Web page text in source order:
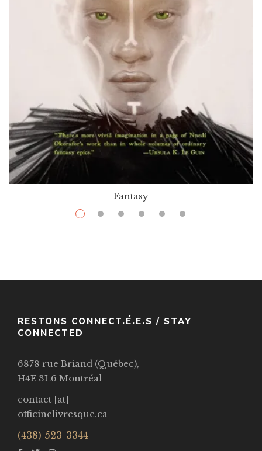
Fantasy
$ 9.99 $24.99
RESTONS CONNECT.É.E.S / STAY
CONNECTED
6878 rue Briand (Québec),
H4E 3L6 Montréal
contact [at]
officinelivresque.ca
(438) 523-3344